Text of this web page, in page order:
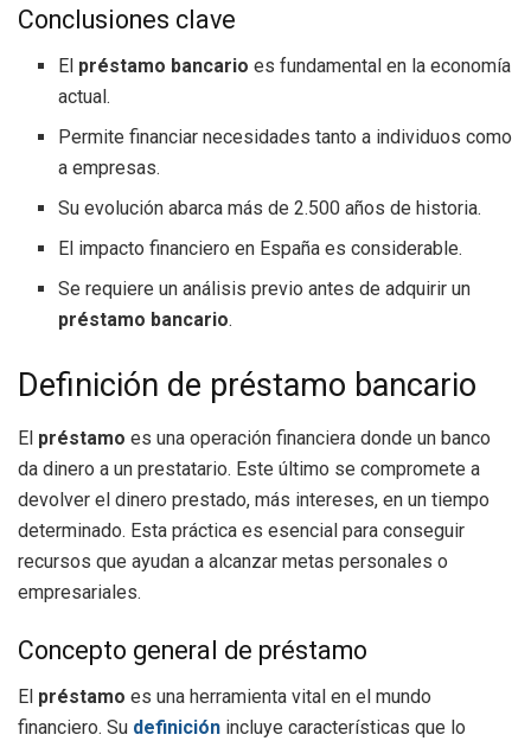
Conclusiones clave
El préstamo bancario es fundamental en la economía
actual.
Permite financiar necesidades tanto a individuos como
a empresas.
Su evolución abarca más de 2.500 años de historia.
El impacto financiero en España es considerable.
Se requiere un análisis previo antes de adquirir un
préstamo bancario.
Definición de préstamo bancario
El préstamo es una operación financiera donde un banco
da dinero a un prestatario. Este último se compromete a
devolver el dinero prestado, más intereses, en un tiempo
determinado. Esta práctica es esencial para conseguir
recursos que ayudan a alcanzar metas personales o
empresariales.
Concepto general de préstamo
El préstamo es una herramienta vital en el mundo
financiero. Su definición incluye características que lo